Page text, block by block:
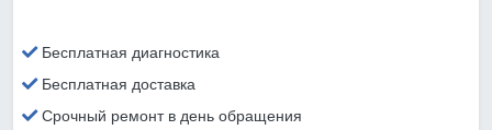
Бесплатная диагностика
Бесплатная доставка
Срочный ремонт в день обращения